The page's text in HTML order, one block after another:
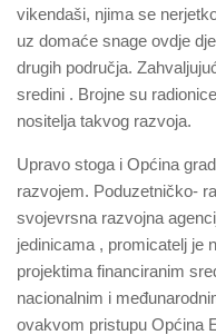
vikendaši, njima se
uz domaće snage ovdje
drugih područja.
sredini . Brojne su
nositelja takvog razvoja.
Upravo stoga i Općina
razvojem. Poduzetničko-
svojevrsna razvojna
jedinicama , promicatelj je
projektima financiranim
nacionalnim i
ovakvom pristupu Općina